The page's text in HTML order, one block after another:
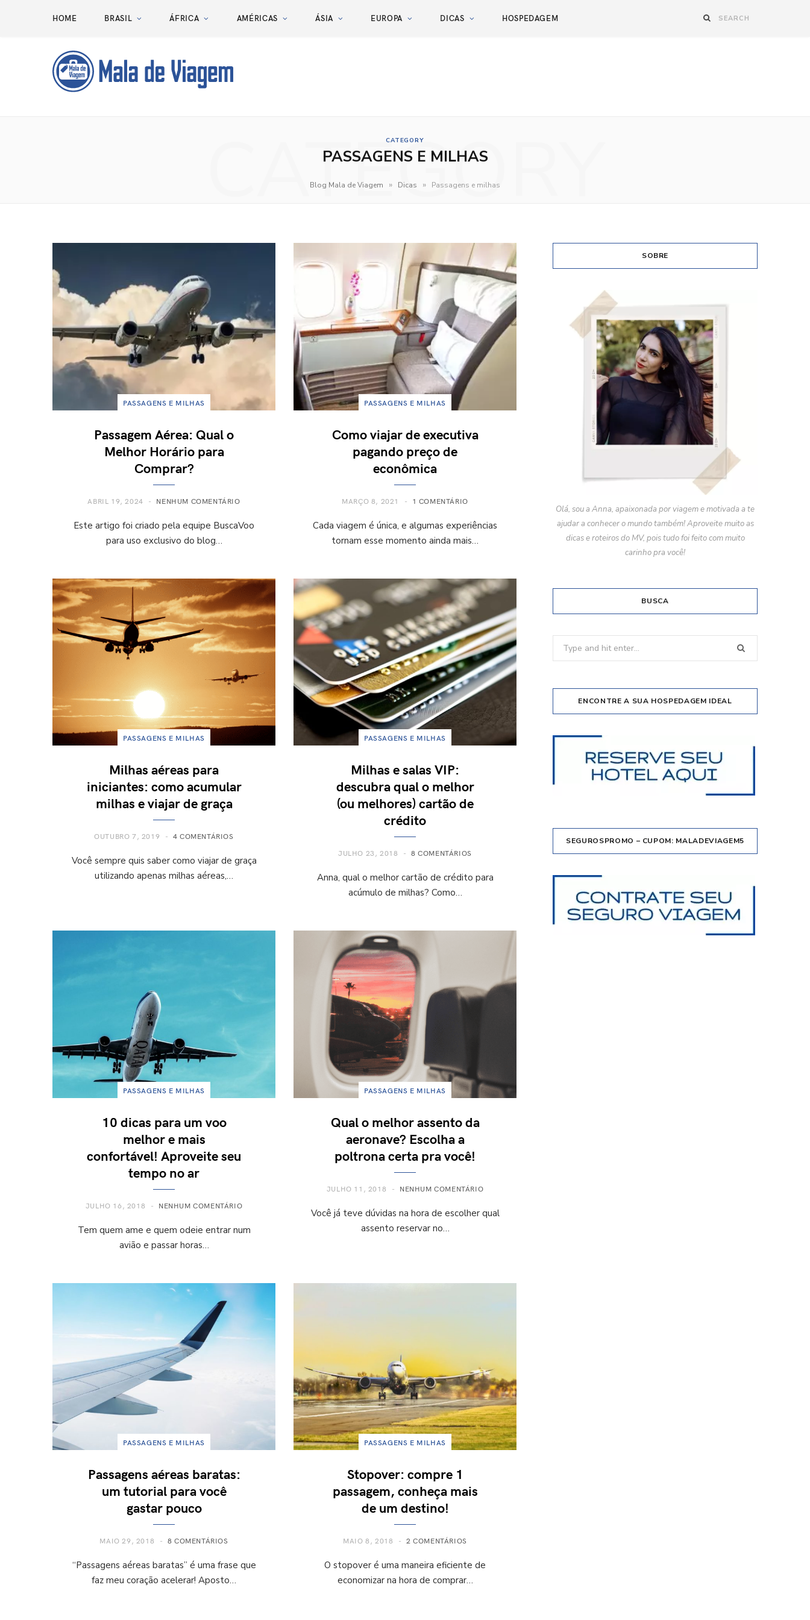
HOME BRASIL ÁFRICA AMÉRICAS ÁSIA EUROPA DICAS HOSPEDAGEM
CATEGORY
PASSAGENS E MILHAS
CATEGORY
Blog Mala de Viagem » Dicas » Passagens e milhas
PASSAGENS E MILHAS
Passagem Aérea: Qual o
Melhor Horário para
Comprar?
ABRIL 19, 2024 NENHUM COMENTÁRIO
Este artigo foi criado pela equipe BuscaVoo
para uso exclusivo do blog…
PASSAGENS E MILHAS
Como viajar de executiva
pagando preço de
econômica
MARÇO 8, 2021 1 COMENTÁRIO
Cada viagem é única, e algumas experiências
tornam esse momento ainda mais…
PASSAGENS E MILHAS
Milhas aéreas para
iniciantes: como acumular
milhas e viajar de graça
OUTUBRO 7, 2019 4 COMENTÁRIOS
Você sempre quis saber como viajar de graça
utilizando apenas milhas aéreas,…
PASSAGENS E MILHAS
Milhas e salas VIP:
descubra qual o melhor
(ou melhores) cartão de
crédito
JULHO 23, 2018 8 COMENTÁRIOS
Anna, qual o melhor cartão de crédito para
acúmulo de milhas? Como…
PASSAGENS E MILHAS
10 dicas para um voo
melhor e mais
confortável! Aproveite seu
tempo no ar
JULHO 16, 2018 NENHUM COMENTÁRIO
Tem quem ame e quem odeie entrar num
avião e passar horas…
PASSAGENS E MILHAS
Qual o melhor assento da
aeronave? Escolha a
poltrona certa pra você!
JULHO 11, 2018 NENHUM COMENTÁRIO
Você já teve dúvidas na hora de escolher qual
assento reservar no…
PASSAGENS E MILHAS
Passagens aéreas baratas:
um tutorial para você
gastar pouco
MAIO 29, 2018 8 COMENTÁRIOS
“Passagens aéreas baratas” é uma frase que
faz meu coração acelerar! Aposto…
PASSAGENS E MILHAS
Stopover: compre 1
passagem, conheça mais
de um destino!
MAIO 8, 2018 2 COMENTÁRIOS
O stopover é uma maneira eficiente de
economizar na hora de comprar…
SOBRE
Olá, sou a Anna, apaixonada por viagem e motivada a te
ajudar a conhecer o mundo também! Aproveite muito as
dicas e roteiros do MV, pois tudo foi feito com muito
carinho pra você!
BUSCA
ENCONTRE A SUA HOSPEDAGEM IDEAL
SEGUROSPROMO – CUPOM: MALADEVIAGEM5